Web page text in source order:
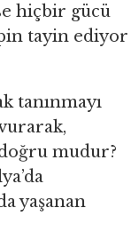
hiçbir gücü
tayin ediyor
tanınmayı
mudur?
yaşanan